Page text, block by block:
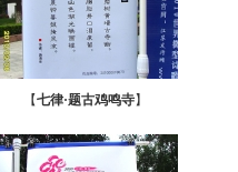
【七律·题古鸡鸣寺】